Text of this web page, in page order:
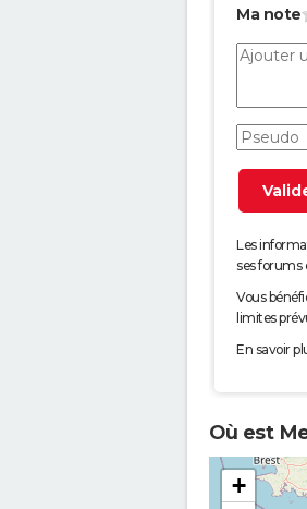
Ma note
Les
ses forums
Vous
limites
En savoir
Où est
+